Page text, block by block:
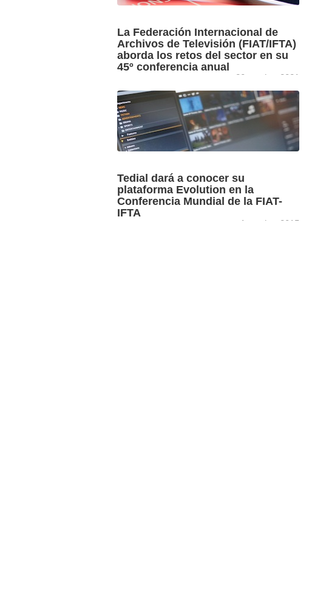
La Federación Internacional de
Archivos de Televisión (FIAT/IFTA)
aborda los retos del sector en su
45º conferencia anual
20 octubre 2021
Del 19 al 21 de octubre, 340 profesionales de
50 países del sector de los archivos media se
reunirán online para celebrar la 45ª ...
Tedial dará a conocer su
plataforma Evolution en la
Conferencia Mundial de la FIAT-
IFTA
1 octubre 2015